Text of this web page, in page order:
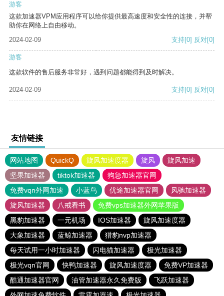
游客
这款加速器VPM应用程序可以给你提供最高速度和安全性的连接，并帮
助你在网络上自由移动。
2024-02-09
支持[0] 反对[0]
游客
这款软件的售后服务非常好，遇到问题都能得到及时解决。
2024-02-09 支持[0] 反对[0]
友情链接
网站地图 QuickQ 旋风加速度器 旋风
旋风加速
坚果加速器
tiktok加速器
狗急加速器官网
免费vqn外网加速
小蓝鸟 优途加速器官网
风驰加速器
旋风加速器
八戒看书
免费vps加速器外网苹果版
黑豹加速器
一元机场 IOS加速器
旋风加速度器
大象加速器
蓝鲸加速器
猎豹nvp加速器
每天试用一小时加速器
闪电猫加速器
极光加速器
极光vqn官网
快鸭加速器 旋风加速度器
免费VP加速器
酷通加速器官网
油管加速器永久免费版
飞跃加速器